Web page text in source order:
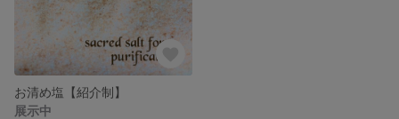
お清め塩【紹介制】
展示中